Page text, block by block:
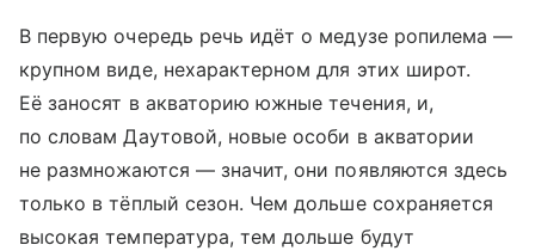
В первую очередь речь идёт о медузе ропилема —
крупном виде, нехарактерном для этих широт.
Её заносят в акваторию южные течения, и,
по словам Даутовой, новые особи в акватории
не размножаются — значит, они появляются здесь
только в тёплый сезон. Чем дольше сохраняется
высокая температура, тем дольше будут